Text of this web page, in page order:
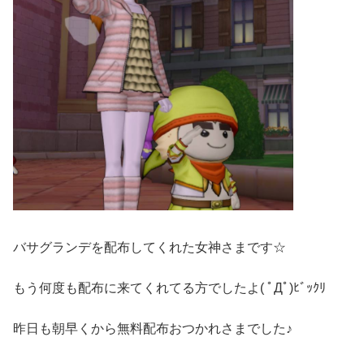
バサグランデを配布してくれた女神さまです☆
もう何度も配布に来てくれてる方でしたよ( ﾟДﾟ)ﾋﾞｯｸﾘ
昨日も朝早くから無料配布おつかれさまでした♪